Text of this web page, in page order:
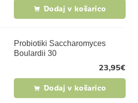
Dodaj v košarico
Probiotiki Saccharomyces
Boulardii 30
23,95€
Dodaj v košarico